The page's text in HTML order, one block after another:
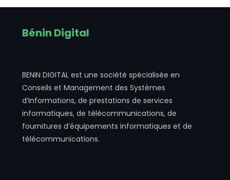
Bénin Digital
BENIN DIGITAL est une société spécialisée en
Conseils et Management des Systèmes
d’Informations, de prestations de services
informatiques, de télécommunications, de
fournitures d’équipements informatiques et de
télécommunications.